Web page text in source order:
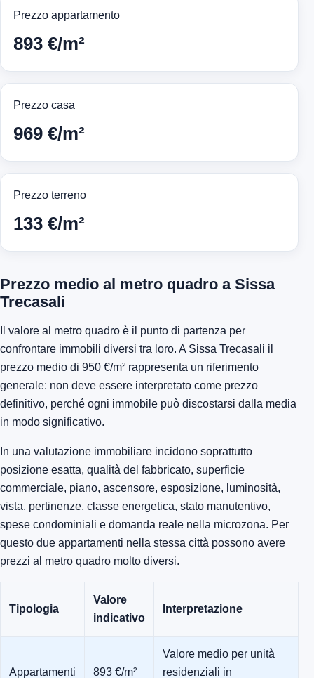
Prezzo appartamento
893 €/m²
Prezzo casa
969 €/m²
Prezzo terreno
133 €/m²
Prezzo medio al metro quadro a Sissa
Trecasali
Il valore al metro quadro è il punto di partenza per
confrontare immobili diversi tra loro. A Sissa Trecasali il
prezzo medio di 950 €/m² rappresenta un riferimento
generale: non deve essere interpretato come prezzo
definitivo, perché ogni immobile può discostarsi dalla media
in modo significativo.
In una valutazione immobiliare incidono soprattutto
posizione esatta, qualità del fabbricato, superficie
commerciale, piano, ascensore, esposizione, luminosità,
vista, pertinenze, classe energetica, stato manutentivo,
spese condominiali e domanda reale nella microzona. Per
questo due appartamenti nella stessa città possono avere
prezzi al metro quadro molto diversi.
Tipologia
Valore
indicativo
Interpretazione
Appartamenti 893 €/m²
Valore medio per unità
residenziali in